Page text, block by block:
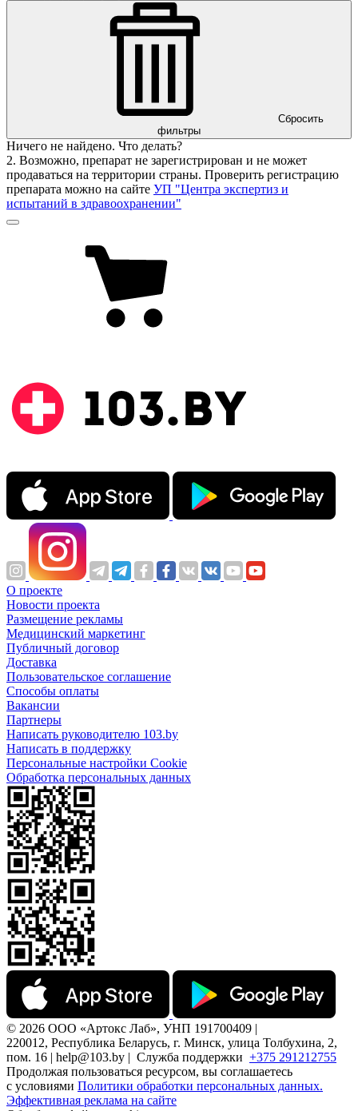
Сбросить
фильтры
Ничего не найдено. Что делать?
2. Возможно, препарат не зарегистрирован и не может
продаваться на территории страны. Проверить регистрацию
препарата можно на сайте УП "Центра экспертиз и
испытаний в здравоохранении"
О проекте
Новости проекта
Размещение рекламы
Медицинский маркетинг
Публичный договор
Доставка
Пользовательское соглашение
Способы оплаты
Вакансии
Партнеры
Написать руководителю 103.by
Написать в поддержку
Персональные настройки Cookie
Обработка персональных данных
© 2026 ООО «Артокс Лаб», УНП 191700409 |
220012, Республика Беларусь, г. Минск, улица Толбухина, 2,
пом. 16 | help@103.by | Служба поддержки +375 291212755
Продолжая пользоваться ресурсом, вы соглашаетесь
с условиями Политики обработки персональных данных.
Эффективная реклама на сайте